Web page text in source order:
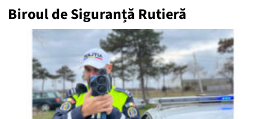
Biroul de Siguranță Rutieră